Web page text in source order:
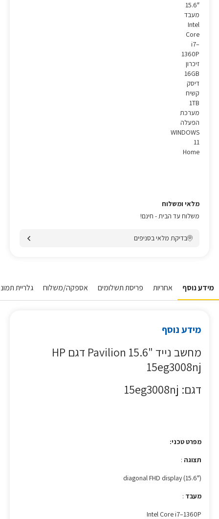
15.6″
מעבד
‎Intel
Core
i7–
1360P
זיכרון
16GB
דיסק
קשיח
1TB
מערכת
הפעלה
WINDOWS
11
Home
מלאי ומשלוח
משלוח עד הבית - חינם!
בדיקת מלאי בסניפים
מידע נוסף אחריות פריסת תשלומים אספקה/משלוח גלריית
מידע נוסף
מחשב נייד "15.6 Pavilion דגם HP
15eg3008nj
דגם: 15eg3008nj
מפרט טכני:
תצוגה :
(15.6″) diagonal FHD display
מעבד :
‎Intel Core i7–1360P